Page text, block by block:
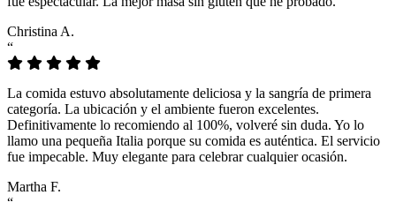
Christina A.
“
La comida estuvo absolutamente deliciosa y la sangría de primera
categoría. La ubicación y el ambiente fueron excelentes.
Definitivamente lo recomiendo al 100%, volveré sin duda. Yo lo
llamo una pequeña Italia porque su comida es auténtica. El servicio
fue impecable. Muy elegante para celebrar cualquier ocasión.
Martha F.
“